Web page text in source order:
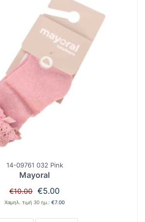
14-09761 032 Pink
Mayoral
€10.00 Original
price
€5.00
τρέχουσα
Χαμηλ. τιμή 30 ημ.: €7.00